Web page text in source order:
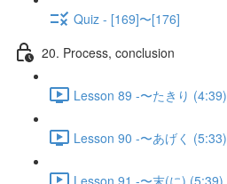
Quiz - [169]〜[176]
20. Process, conclusion
Lesson 89 -〜たきり (4:39)
Lesson 90 -〜あげく (5:33)
Lesson 91 -〜末(に) (5:39)